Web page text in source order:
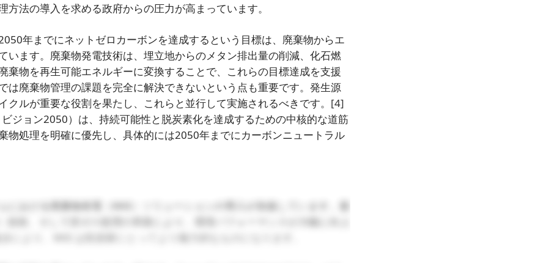
法の導入を求める政府からの圧力が高まっています。
年までにネットゼロカーボンを達成するという目標は、廃棄物からエ
います。廃棄物発電技術は、埋立地からのメタン排出量の削減、化石燃
棄物を再生可能エネルギーに変換することで、これらの目標達成を支援
は廃棄物管理の課題を完全に解決できないという点も重要です。発生源
ルが重要な役割を果たし、これらと並行して実施されるべきです。 [4]
ジョン2050）は、持続可能性と脱炭素化を達成するための中核的な道筋
物処理を明確に優先し、具体的には2050年までにカーボンニュートラル
における廃棄物発電（WtE）ソリューションの導入が加速しています。最
技術、そして排ガス処理の革新により、環境パフォーマンスが大幅に向上